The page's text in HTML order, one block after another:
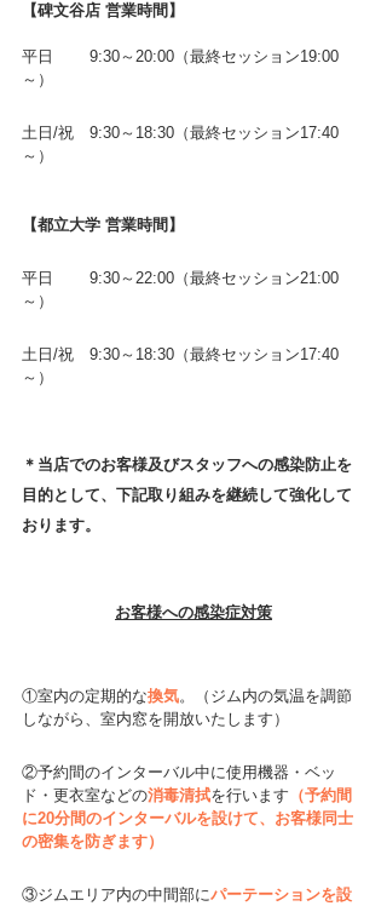
【碑文谷店 営業時間】
平日　 　9:30～20:00（最終セッション19:00
～）
土日/祝　9:30～18:30（最終セッション17:40
～）
【都立大学 営業時間】
平日　 　9:30～22:00（最終セッション21:00
～）
土日/祝　9:30～18:30（最終セッション17:40
～）
＊当店でのお客様及びスタッフへの感染防止を
目的として、下記取り組みを継続して強化して
おります。
お客様への感染症対策
①室内の定期的な換気。（ジム内の気温を調節
しながら、室内窓を開放いたします）
②予約間のインターバル中に使用機器・ベッ
ド・更衣室などの消毒清拭を行います （予約間
に20分間のインターバルを設けて、お客様同士
の密集を防ぎます）
③ジムエリア内の中間部にパーテーションを設